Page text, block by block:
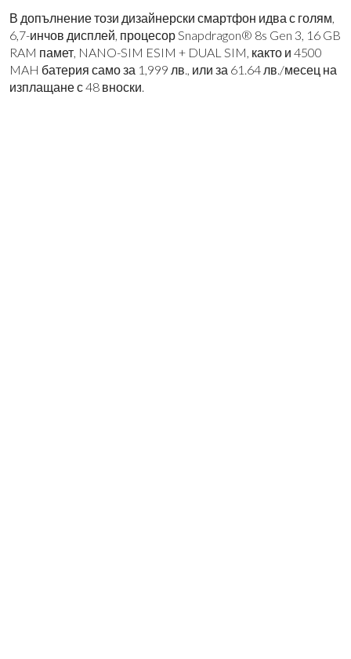
В допълнение този дизайнерски смартфон идва с голям,
6,7-инчов дисплей, процесор Snapdragon® 8s Gen 3, 16 GB
RAM памет, NANO-SIM ESIM + DUAL SIM, както и 4500
MAH батерия само за 1,999 лв., или за 61.64 лв./месец на
изплащане с 48 вноски.